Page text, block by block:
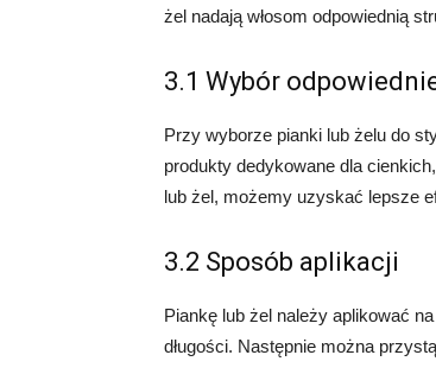
żel nadają włosom odpowiednią
3.1 Wybór
Przy wyborze pianki lub żelu do
produkty dedykowane dla
lub żel, możemy uzyskać lepsze
3.2 Sposób aplikacji
Piankę lub żel należy aplikować
długości. Następnie można